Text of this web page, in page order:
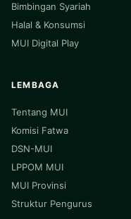
Bimbingan Syariah
Halal & Konsumsi
MUI Digital Play
LEMBAGA
Tentang MUI
Komisi Fatwa
DSN-MUI
LPPOM MUI
MUI Provinsi
Struktur Pengurus